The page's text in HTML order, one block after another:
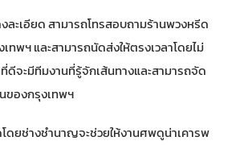
ละเอียด สามารถโทรสอบถามร้านพวงหรีด
พฯ และสามารถนัดส่งให้ตรงเวลาโดยไม่
จะมีทีมงานที่รู้จักเส้นทางและสามารถจัด
ของกรุงเทพฯ
ยช่างชำนาญจะช่วยให้งานศพดูน่าเคารพ